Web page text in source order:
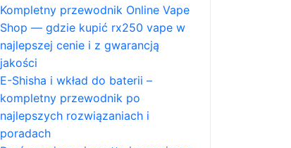
Kompletny przewodnik Online Vape
Shop — gdzie kupić rx250 vape w
najlepszej cenie i z gwarancją
jakości
E-Shisha i wkład do baterii –
kompletny przewodnik po
najlepszych rozwiązaniach i
poradach